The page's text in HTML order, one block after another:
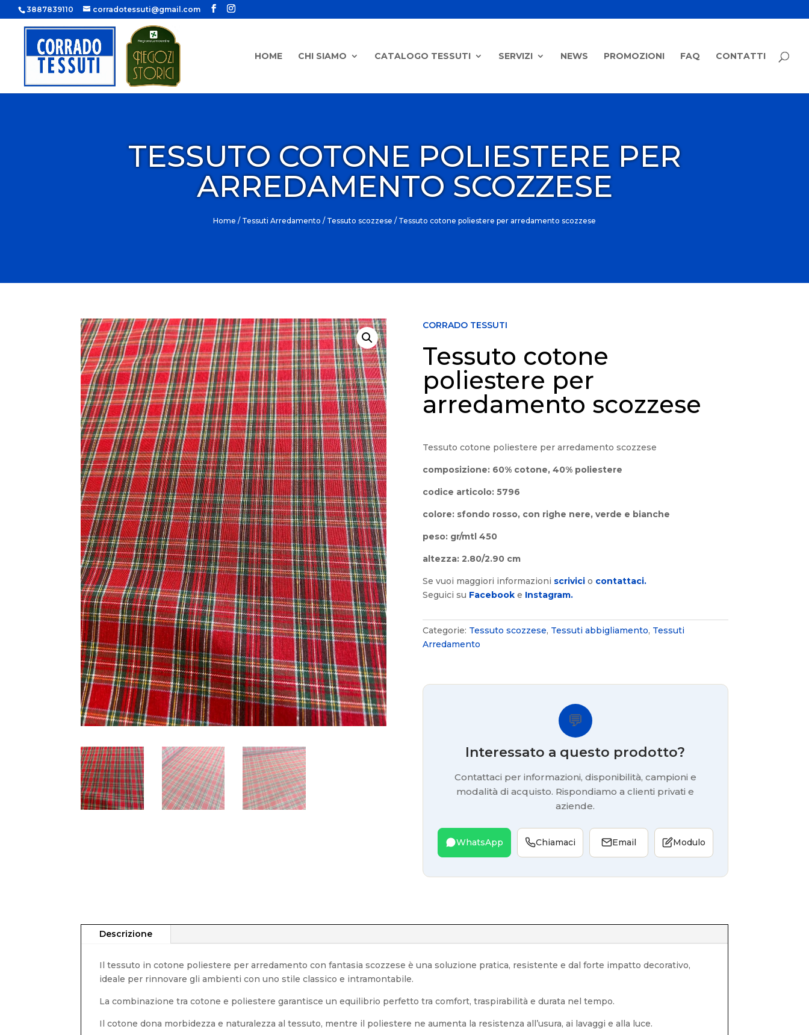
3887839110 corradotessuti@gmail.com
HOME CHI SIAMO CATALOGO TESSUTI SERVIZI NEWS PROMOZIONI FAQ CONTATTI
TESSUTO COTONE POLIESTERE PER
ARREDAMENTO SCOZZESE
Home / Tessuti Arredamento / Tessuto scozzese / Tessuto cotone poliestere per arredamento scozzese
CORRADO TESSUTI
Tessuto cotone
poliestere per
arredamento scozzese
Tessuto cotone poliestere per arredamento scozzese
composizione: 60% cotone, 40% poliestere
codice articolo: 5796
colore: sfondo rosso, con righe nere, verde e bianche
peso: gr/mtl 450
altezza: 2.80/2.90 cm
Se vuoi maggiori informazioni scrivici o contattaci.
Seguici su Facebooke Instagram.
Categorie: Tessuto scozzese, Tessuti abbigliamento, Tessuti
Arredamento
💬
Interessato a questo prodotto?
Contattaci per informazioni, disponibilità, campioni e
modalità di acquisto. Rispondiamo a clienti privati e
aziende.
WhatsApp Chiamaci Email Modulo
Descrizione
Il tessuto in cotone poliestere per arredamento con fantasia scozzese è una soluzione pratica, resistente e dal forte impatto decorativo,
ideale per rinnovare gli ambienti con uno stile classico e intramontabile.
La combinazione tra cotone e poliestere garantisce un equilibrio perfetto tra comfort, traspirabilità e durata nel tempo.
Il cotone dona morbidezza e naturalezza al tessuto, mentre il poliestere ne aumenta la resistenza all’usura, ai lavaggi e alla luce.